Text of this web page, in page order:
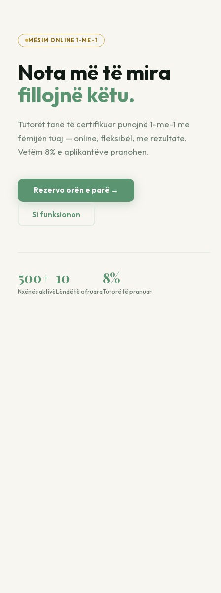
MËSIM ONLINE 1-ME-1
Nota më të mira
fillojnë këtu.
Tutorët tanë të certifikuar punojnë 1-me-1 me
fëmijën tuaj — online, fleksibël, me rezultate.
Vetëm 8% e aplikantëve pranohen.
Rezervo orën e parë →
Si funksionon
500+
Nxënës aktivë
10
Lëndë të ofruara
8%
Tutorë të pranuar